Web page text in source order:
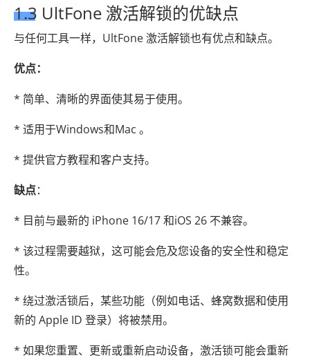
1.3 UltFone 激活解锁的优缺点
与任何工具一样，UltFone 激活解锁也有优点和缺点。
优点：
* 简单、清晰的界面使其易于使用。
* 适用于Windows和Mac 。
* 提供官方教程和客户支持。
缺点：
* 目前与最新的 iPhone 16/17 和iOS 26 不兼容。
* 该过程需要越狱，这可能会危及您设备的安全性和稳定
性。
* 绕过激活锁后，某些功能（例如电话、蜂窝数据和使用
新的 Apple ID 登录）将被禁用。
* 如果您重置、更新或重新启动设备，激活锁可能会重新